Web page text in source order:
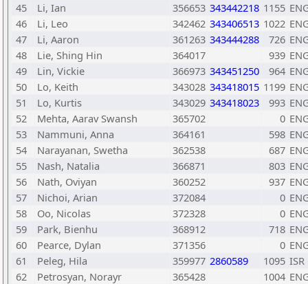
45
Li, Ian 356653 343442218 1155
46
Li, Leo 342462 343406513 1022
47
Li, Aaron 361263 343444288 726
48
Lie, Shing Hin 364017 939
49
Lin, Vickie 366973 343451250 964
50
Lo, Keith 343028 343418015 1199
51
Lo, Kurtis 343029 343418023 993
52
Mehta, Aarav Swansh 365702 0
53
Nammuni, Anna 364161 598
54
Narayanan, Swetha 362538 687
55
Nash, Natalia 366871 803
56
Nath, Oviyan 360252 937
57
Nichoi, Arian 372084 0
58
Oo, Nicolas 372328 0
59
Park, Bienhu 368912 718
60
Pearce, Dylan 371356 0
61
Peleg, Hila 359977 2860589 1095 ISR
62
Petrosyan, Norayr 365428 1004